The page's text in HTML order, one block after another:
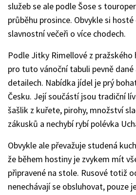
služeb se ale podle Šose s
průběhu prosince. Obvykle si
slavnostní večeři o více chodech.
Podle Jitky Rimellové z pražského
pro tuto vánoční tabuli pevně dané
detailech. Nabídka jídel je prý
Česku. Její součástí jsou tradiční
šašlik z kuřete, pirohy, množství
zákusků a nechybí rybí polévka
Obvykle ale převažuje studená
že během hostiny je zvykem mít
připravené na stole. Rusové totiž
nenechávají se obsluhovat, pouze